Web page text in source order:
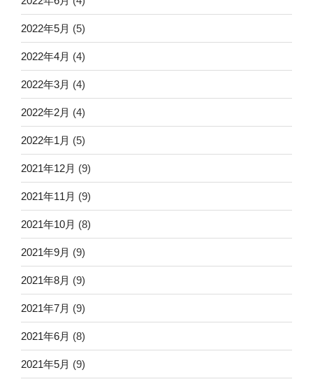
2022年5月 (5)
2022年4月 (4)
2022年3月 (4)
2022年2月 (4)
2022年1月 (5)
2021年12月 (9)
2021年11月 (9)
2021年10月 (8)
2021年9月 (9)
2021年8月 (9)
2021年7月 (9)
2021年6月 (8)
2021年5月 (9)